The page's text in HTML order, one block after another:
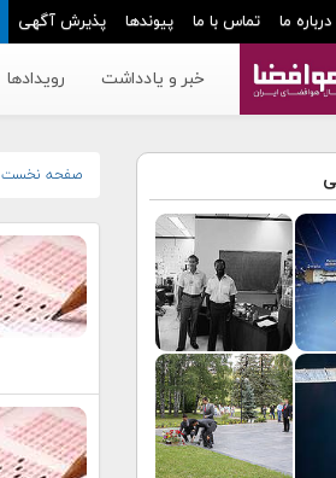
درباره ما تماس با ما پیوندها پذیرش آگهی
خبر و یادداشت رویدادها
صفحه نخست